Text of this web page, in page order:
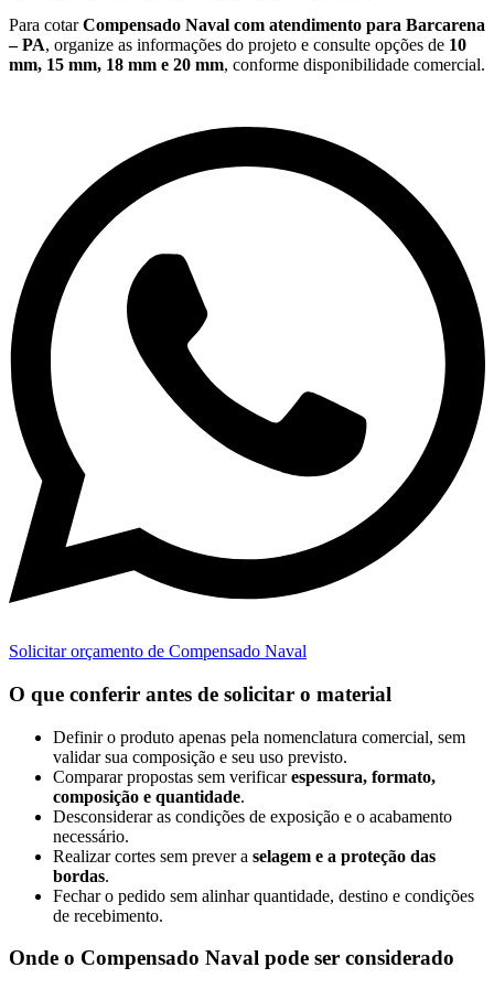
Para cotarCompensado Naval com atendimento para Barcarena
– PA, organize as informações do projeto e consulte opções de 10
mm, 15 mm, 18 mm e 20 mm, conforme disponibilidade comercial.
Solicitar orçamento de Compensado Naval
O que conferir antes de solicitar o material
Definir o produto apenas pela nomenclatura comercial, sem
validar sua composição e seu uso previsto.
Comparar propostas sem verificarespessura, formato,
composição e quantidade.
Desconsiderar as condições de exposição e o acabamento
necessário.
Realizar cortes sem prever a selagem e a proteção das
bordas.
Fechar o pedido sem alinhar quantidade, destino e condições
de recebimento.
Onde o Compensado Naval pode ser considerado